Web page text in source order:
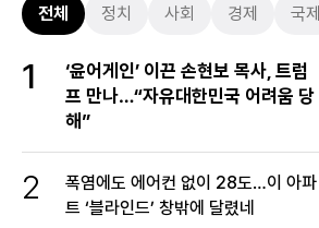
전체 정치 사회 경제 국제
1
‘윤어게인’ 이끈 손현보 목사, 트럼
프 만나…“자유대한민국 어려움 당
해”
2
폭염에도 에어컨 없이 28도…이 아파
트 ‘블라인드’ 창밖에 달렸네